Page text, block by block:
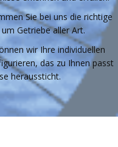
Sie bei uns die richtige
Getriebe aller Art.
wir Ihre individuellen
das zu Ihnen passt
heraussticht.